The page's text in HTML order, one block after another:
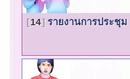
14 รายงานการประชุม